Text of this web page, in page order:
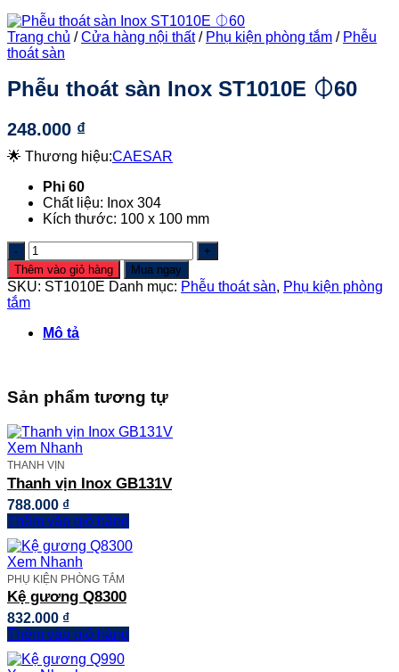
từ
2.400.000 ₫
Trang chủ / Cửa hàng nội thất / Phụ kiện phòng tắm / Phễu
thoát sàn
Phễu thoát sàn Inox ST1010E ⏀60
248.000 ₫
🌟 Thương hiệu:CAESAR
Phi 60
Chất liệu: Inox 304
Kích thước: 100 x 100 mm
Phễu
thoát
sàn
Inox
ST1010E
⏀60
Thêm vào giỏ hàng Mua ngay
SKU: ST1010E Danh mục: Phễu thoát sàn, Phụ kiện phòng
tắm
Mô tả
Sản phẩm tương tự
Xem Nhanh
THANH VỊN
Thanh vịn Inox GB131V
788.000 ₫
Thêm vào giỏ hàng
Xem Nhanh
PHỤ KIỆN PHÒNG TẮM
Kệ gương Q8300
832.000 ₫
Thêm vào giỏ hàng